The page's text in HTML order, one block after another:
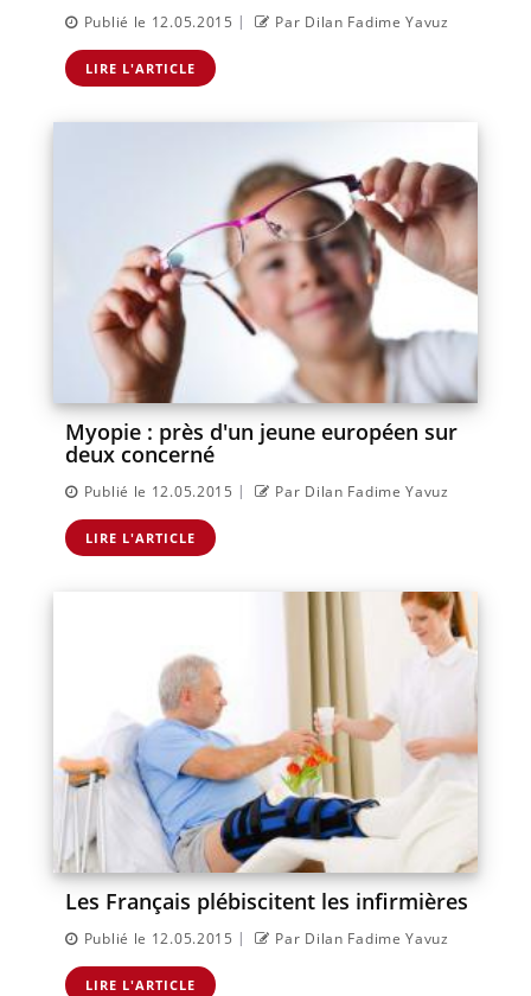
Publié le 12.05.2015 | Par Dilan Fadime Yavuz
LIRE L'ARTICLE
Myopie : près d'un jeune européen sur
deux concerné
Publié le 12.05.2015 | Par Dilan Fadime Yavuz
LIRE L'ARTICLE
Les Français plébiscitent les infirmières
Publié le 12.05.2015 | Par Dilan Fadime Yavuz
LIRE L'ARTICLE